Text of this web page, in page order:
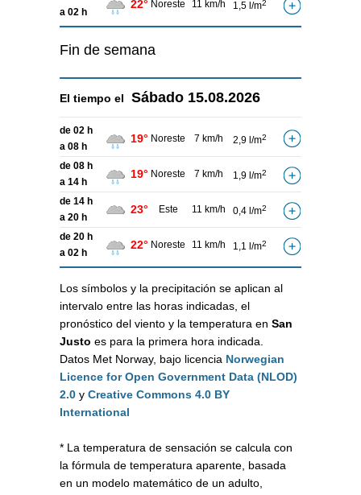
a 02 h
22° Noreste 11 km/h 1,5 l/m2
Fin de semana
El tiempo el Sábado 15.08.2026
de 02 h
a 08 h
19° Noreste 7 km/h 2,9 l/m2
de 08 h
a 14 h
19° Noreste 7 km/h 1,9 l/m2
de 14 h
a 20 h
23° Este 11 km/h 0,4 l/m2
de 20 h
a 02 h
22° Noreste 11 km/h 1,1 l/m2
Los símbolos y la precipitación se aplican al
intervalo entre las horas indicadas, el
pronóstico del viento y la temperatura en San
Justo es para la primera hora indicada.
Datos Met Norway, bajo licencia Norwegian
Licence for Open Government Data (NLOD)
2.0 y Creative Commons 4.0 BY
International
* La temperatura de sensación se calcula con
la fórmula de temperatura aparente, basada
en un modelo matemático de un adulto,